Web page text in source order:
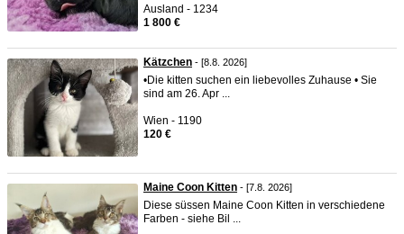
Ausland - 1234
1 800 €
Kätzchen - [8.8. 2026]
•Die kitten suchen ein liebevolles Zuhause • Sie
sind am 26. Apr ...
Wien - 1190
120 €
Maine Coon Kitten - [7.8. 2026]
Diese süssen Maine Coon Kitten in verschiedene
Farben - siehe Bil ...